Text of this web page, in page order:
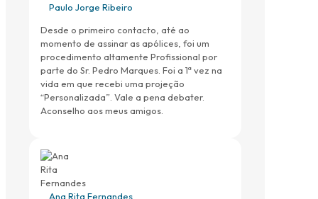
Paulo Jorge Ribeiro
Desde o primeiro contacto, até ao
momento de assinar as apólices, foi um
procedimento altamente Profissional por
parte do Sr. Pedro Marques. Foi a 1ª vez na
vida em que recebi uma projeção
“Personalizada”. Vale a pena debater.
Aconselho aos meus amigos.
Ana Rita Fernandes